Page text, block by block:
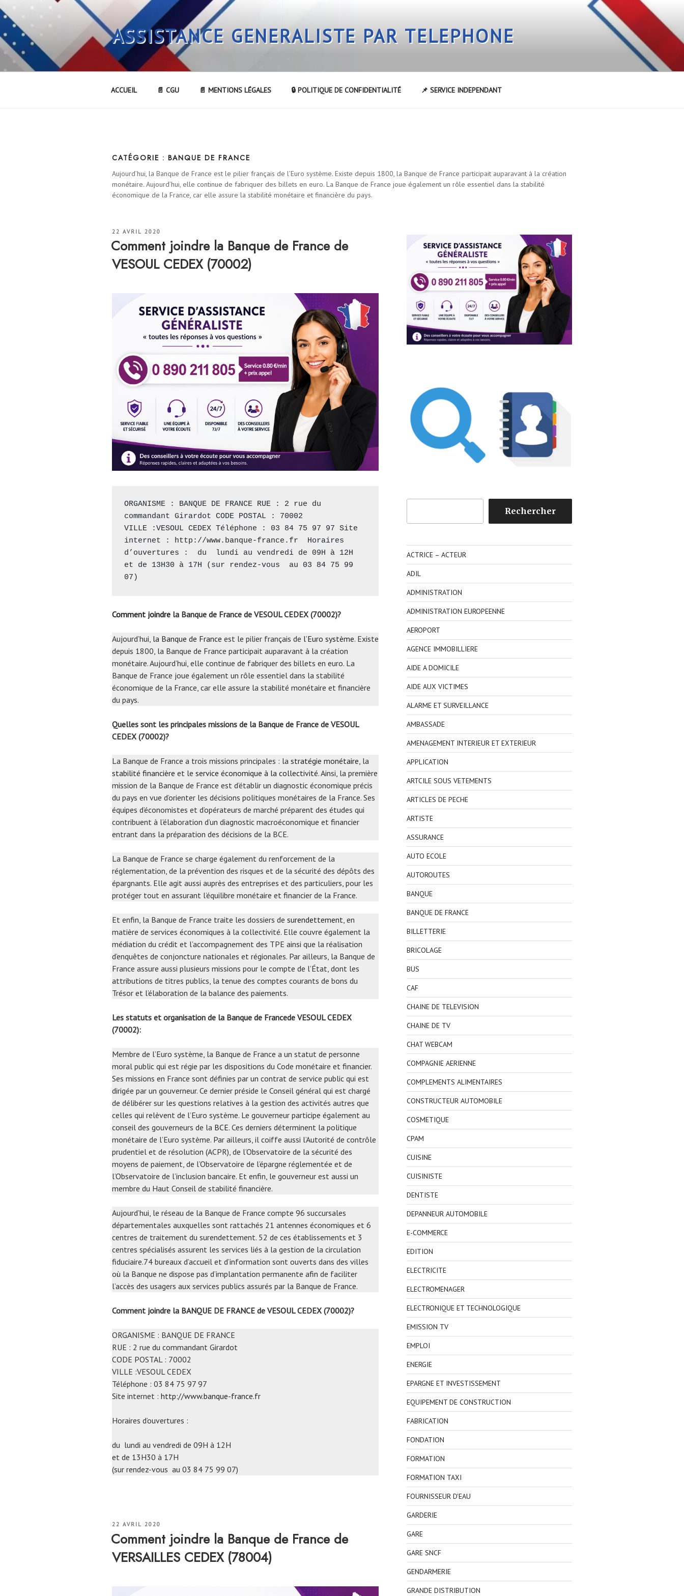
Aller
au
contenu
principal
ASSISTANCE GENERALISTE PAR TELEPHONE
ACCUEIL 📄 CGU 📄 MENTIONS LÉGALES 🔒 POLITIQUE DE CONFIDENTIALITÉ 📌 SERVICE INDEPENDANT
CATÉGORIE : BANQUE DE FRANCE
Aujourd’hui, la Banque de France est le pilier français de l’Euro système. Existe depuis 1800, la Banque de France participait auparavant à la création
monétaire. Aujourd’hui, elle continue de fabriquer des billets en euro. La Banque de France joue également un rôle essentiel dans la stabilité
économique de la France, car elle assure la stabilité monétaire et financière du pays.
PUBLIÉ
22 AVRIL 2020
Comment joindre la Banque de France de
VESOUL CEDEX (70002)
ORGANISME : BANQUE DE FRANCE RUE : 2 rue du
commandant Girardot CODE POSTAL : 70002
VILLE :VESOUL CEDEX Téléphone : 03 84 75 97 97 Site
internet : http://www.banque-france.fr
  Horaires
d’ouvertures :  du  lundi au vendredi de 09H à 12H
et de 13H30 à 17H (sur rendez-vous  au 03 84 75 99
07)
Comment joindre la Banque de France de VESOUL CEDEX (70002)?
Aujourd’hui, la Banque de France est le pilier français de l’Euro système. Existe
depuis 1800, la Banque de France participait auparavant à la création
monétaire. Aujourd’hui, elle continue de fabriquer des billets en euro. La
Banque de France joue également un rôle essentiel dans la stabilité
économique de la France, car elle assure la stabilité monétaire et financière
du pays.
Quelles sont les principales missions de la Banque de France de VESOUL
CEDEX (70002)?
La Banque de France a trois missions principales : la stratégie monétaire, la
stabilité financière et le service économique à la collectivité. Ainsi, la première
mission de la Banque de France est d’établir un diagnostic économique précis
du pays en vue d’orienter les décisions politiques monétaires de la France. Ses
équipes d’économistes et d’opérateurs de marché préparent des études qui
contribuent à l’élaboration d’un diagnostic macroéconomique et financier
entrant dans la préparation des décisions de la BCE.
La Banque de France se charge également du renforcement de la
réglementation, de la prévention des risques et de la sécurité des dépôts des
épargnants. Elle agit aussi auprès des entreprises et des particuliers, pour les
protéger tout en assurant l’équilibre monétaire et financier de la France.
Et enfin, la Banque de France traite les dossiers de surendettement, en
matière de services économiques à la collectivité. Elle couvre également la
médiation du crédit et l’accompagnement des TPE ainsi que la réalisation
d’enquêtes de conjoncture nationales et régionales. Par ailleurs, la Banque de
France assure aussi plusieurs missions pour le compte de l’État, dont les
attributions de titres publics, la tenue des comptes courants de bons du
Trésor et l’élaboration de la balance des paiements.
Les statuts et organisation de la Banque de Francede VESOUL CEDEX
(70002):
Membre de l’Euro système, la Banque de France a un statut de personne
moral public qui est régie par les dispositions du Code monétaire et financier.
Ses missions en France sont définies par un contrat de service public qui est
dirigée par un gouverneur. Ce dernier préside le Conseil général qui est chargé
de délibérer sur les questions relatives à la gestion des activités autres que
celles qui relèvent de l’Euro système. Le gouverneur participe également au
conseil des gouverneurs de la BCE. Ces derniers déterminent la politique
monétaire de l’Euro système. Par ailleurs, il coiffe aussi l’Autorité de contrôle
prudentiel et de résolution (ACPR), de l’Observatoire de la sécurité des
moyens de paiement, de l’Observatoire de l’épargne réglementée et de
l’Observatoire de l’inclusion bancaire. Et enfin, le gouverneur est aussi un
membre du Haut Conseil de stabilité financière.
Aujourd’hui, le réseau de la Banque de France compte 96 succursales
départementales auxquelles sont rattachés 21 antennes économiques et 6
centres de traitement du surendettement. 52 de ces établissements et 3
centres spécialisés assurent les services liés à la gestion de la circulation
fiduciaire.74 bureaux d’accueil et d’information sont ouverts dans des villes
où la Banque ne dispose pas d’implantation permanente afin de faciliter
l’accès des usagers aux services publics assurés par la Banque de France.
Comment joindre la BANQUE DE FRANCE de VESOUL CEDEX (70002)?
ORGANISME : BANQUE DE FRANCE
RUE : 2 rue du commandant Girardot
CODE POSTAL : 70002
VILLE :VESOUL CEDEX
Téléphone : 03 84 75 97 97
Site internet : http://www.banque-france.fr
Horaires d’ouvertures :
du lundi au vendredi de 09H à 12H
et de 13H30 à 17H
(sur rendez-vous au 03 84 75 99 07)
PUBLIÉ
22 AVRIL 2020
Comment joindre la Banque de France de
VERSAILLES CEDEX (78004)
Rechercher
ACTRICE – ACTEUR
ADIL
ADMINISTRATION
ADMINISTRATION EUROPEENNE
AEROPORT
AGENCE IMMOBILLIERE
AIDE A DOMICILE
AIDE AUX VICTIMES
ALARME ET SURVEILLANCE
AMBASSADE
AMENAGEMENT INTERIEUR ET EXTERIEUR
APPLICATION
ARTCILE SOUS VETEMENTS
ARTICLES DE PECHE
ARTISTE
ASSURANCE
AUTO ECOLE
AUTOROUTES
BANQUE
BANQUE DE FRANCE
BILLETTERIE
BRICOLAGE
BUS
CAF
CHAINE DE TELEVISION
CHAINE DE TV
CHAT WEBCAM
COMPAGNIE AERIENNE
COMPLEMENTS ALIMENTAIRES
CONSTRUCTEUR AUTOMOBILE
COSMETIQUE
CPAM
CUISINE
CUISINISTE
DENTISTE
DEPANNEUR AUTOMOBILE
E-COMMERCE
EDITION
ELECTRICITE
ELECTROMENAGER
ELECTRONIQUE ET TECHNOLOGIQUE
EMISSION TV
EMPLOI
ENERGIE
EPARGNE ET INVESTISSEMENT
EQUIPEMENT DE CONSTRUCTION
FABRICATION
FONDATION
FORMATION
FORMATION TAXI
FOURNISSEUR D'EAU
GARDERIE
GARE
GARE SNCF
GENDARMERIE
GRANDE DISTRIBUTION